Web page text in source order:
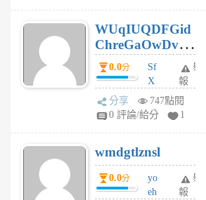
個
月
前
WUqIUQDFGid
ChreGaOwDv
dY0.0分
Sf
X
Pe
Jc
R
P
m
v
舉
報
分享
747點閱
0 評論/給分
1
wmdgtlznsl
0.0分
yo
eh
舉
報